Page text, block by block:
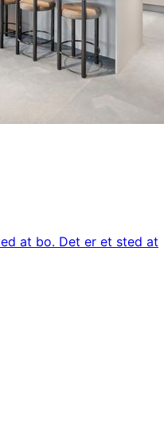
at bo. Det er et sted at